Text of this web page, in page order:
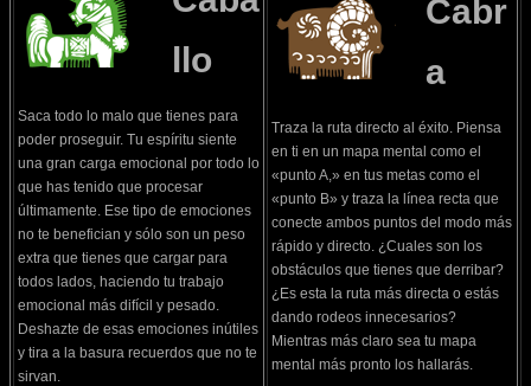
llo
Saca todo lo malo que tienes para
poder proseguir. Tu espíritu siente
una gran carga emocional por todo lo
que has tenido que procesar
últimamente. Ese tipo de emociones
no te benefician y sólo son un peso
extra que tienes que cargar para
todos lados, haciendo tu trabajo
emocional más difícil y pesado.
Deshazte de esas emociones inútiles
y tira a la basura recuerdos que no te
sirvan.
Cabr
a
Traza la ruta directo al éxito. Piensa
en ti en un mapa mental como el
«punto A,» en tus metas como el
«punto B» y traza la línea recta que
conecte ambos puntos del modo más
rápido y directo. ¿Cuales son los
obstáculos que tienes que derribar?
¿Es esta la ruta más directa o estás
dando rodeos innecesarios?
Mientras más claro sea tu mapa
mental más pronto los hallarás.